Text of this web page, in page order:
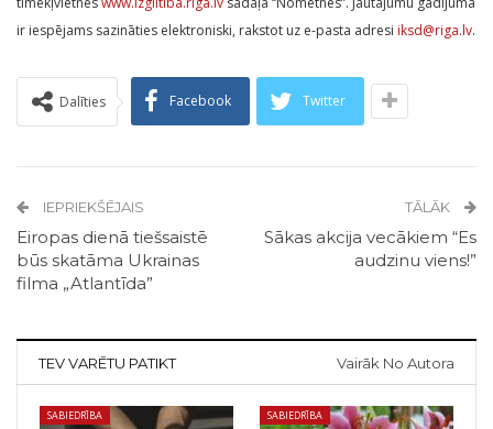
ir iespējams sazināties elektroniski, rakstot uz e-pasta adresi iksd@riga.lv.
Dalīties Facebook Twitter
IEPRIEKŠĒJAIS
Eiropas dienā tiešsaistē
būs skatāma Ukrainas
filma „Atlantīda”
TĀLĀK
Sākas akcija vecākiem “Es
audzinu viens!”
TEV VARĒTU PATIKT Vairāk No Autora
SABIEDRĪBA SABIEDRĪBA